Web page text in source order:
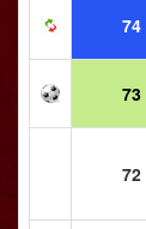
74
73
72